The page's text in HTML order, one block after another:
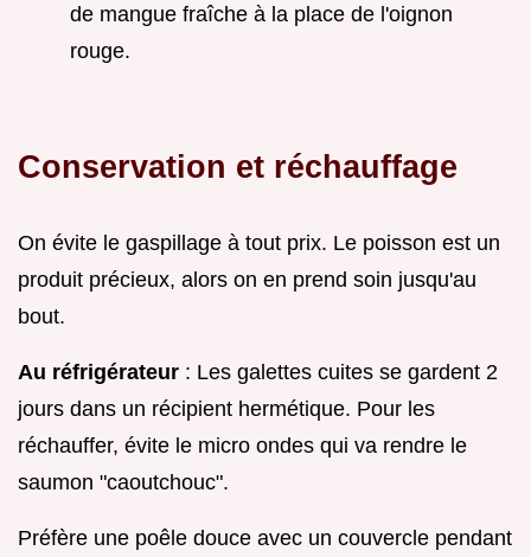
de mangue fraîche à la place de l'oignon
rouge.
Conservation et réchauffage
On évite le gaspillage à tout prix. Le poisson est un
produit précieux, alors on en prend soin jusqu'au
bout.
Au réfrigérateur : Les galettes cuites se gardent 2
jours dans un récipient hermétique. Pour les
réchauffer, évite le micro ondes qui va rendre le
saumon "caoutchouc".
Préfère une poêle douce avec un couvercle pendant